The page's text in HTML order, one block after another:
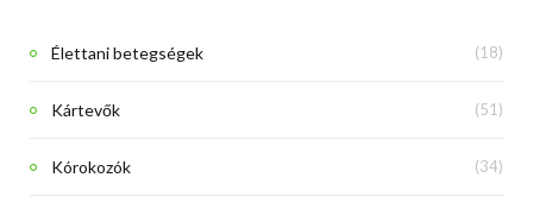
Élettani betegségek (18)
Kártevők (51)
Kórokozók (34)